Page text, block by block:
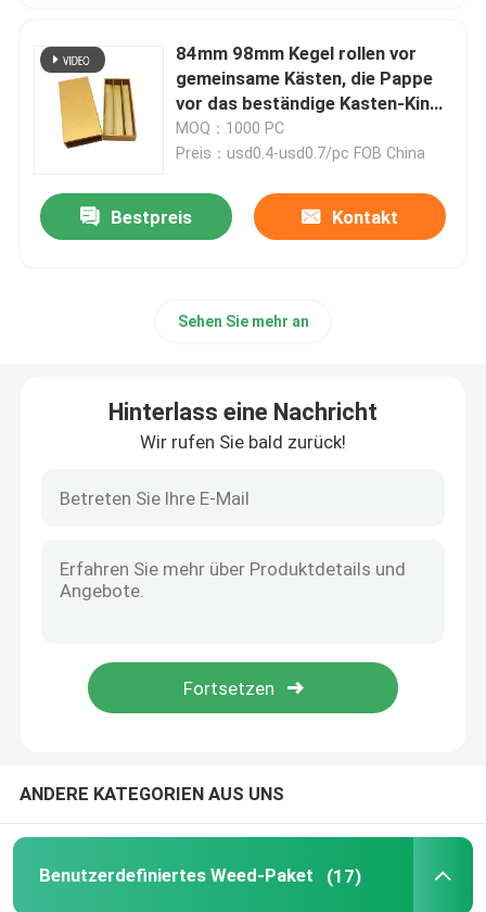
Konzentrat-Glasgefäß
Glas rollen vor Rohr
Bambusdeckel-Glasgefäß
84mm 98mm Kegel rollen vor
gemeinsame Kästen, die Pappe
vor das beständige Kasten-Kind
rollen
MOQ：1000 PC
Preis：usd0.4-usd0.7/pc FOB China
Bestpreis Kontakt
Sehen Sie mehr an
Hinterlass eine Nachricht
Wir rufen Sie bald zurück!
ANDERE KATEGORIEN AUS UNS
Benutzerdefiniertes Weed-Paket (17)